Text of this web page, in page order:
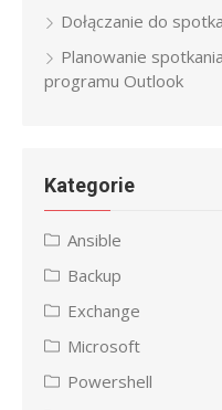
Dołączanie do
Planowanie
programu Outlook
Kategorie
Ansible
Backup
Exchange
Microsoft
Powershell